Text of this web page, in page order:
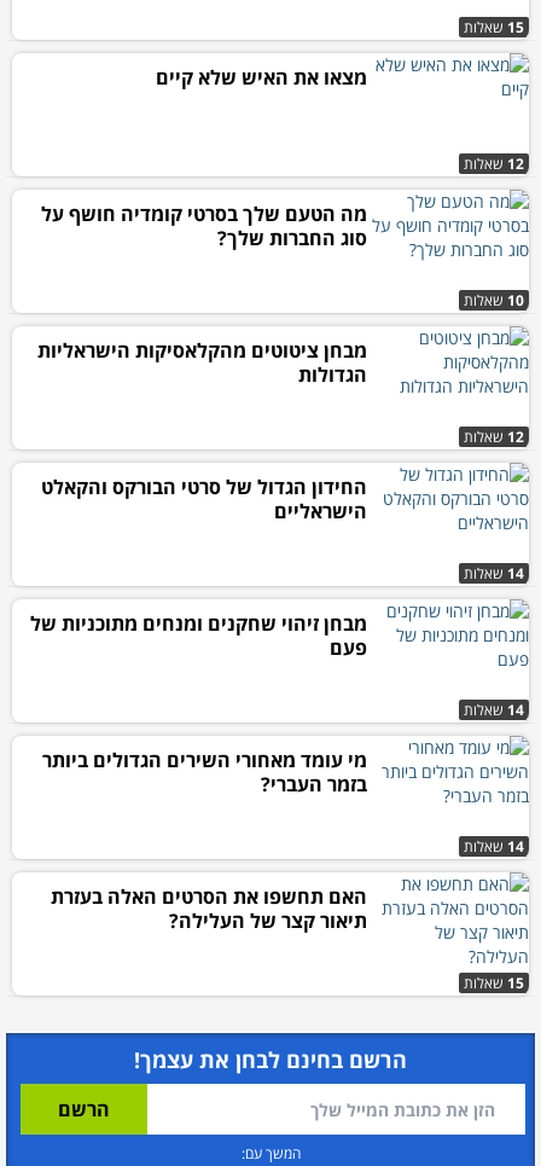
15 שאלות
12 שאלות
מצאו את האיש שלא קיים
10 שאלות
מה הטעם שלך בסרטי קומדיה חושף על
סוג החברות שלך?
12 שאלות
מבחן ציטוטים מהקלאסיקות הישראליות
הגדולות
14 שאלות
החידון הגדול של סרטי הבורקס והקאלט
הישראליים
14 שאלות
מבחן זיהוי שחקנים ומנחים מתוכניות של
פעם
14 שאלות
מי עומד מאחורי השירים הגדולים ביותר
בזמר העברי?
15 שאלות
האם תחשפו את הסרטים האלה בעזרת
תיאור קצר של העלילה?
הרשם בחינם לבחן את עצמך!
המשך עם: